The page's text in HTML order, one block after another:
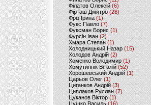
Філатов Олексій (6)
Фірташ Дмитро (28)
Фріз Ірина (1)
Фукс Павло (7)
Фуксман Борис (1)
Фурсін Іван (2)
Хмара Степан(1)
Холодницький Назар(15)
Холодов Андрій (2)
Хоменко Володимир (1)
Хомутиннік Віталій (52)
Хорошевський Андрій (1)
Царьов Олег (1)
Циганков Андрій (3)
Циплаков Руслан(7)
Цуканов Віктор (1)
Цушко Василь (16)